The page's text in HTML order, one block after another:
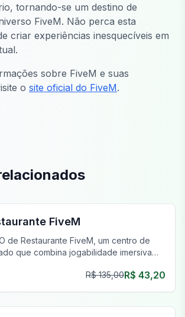
tornando-se um destino de
FiveM. Não perca esta
criar experiências inesquecíveis em
sobre FiveM e suas
o site oficial do FiveM.
FiveM
de Restaurante FiveM, um centro de
que combina jogabilidade imersiva
R$ 135,00R$ 43,20
MLO